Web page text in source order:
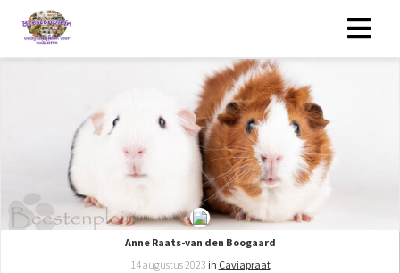
Anne Raats-van den Boogaard
14 augustus 2023 in Caviapraat